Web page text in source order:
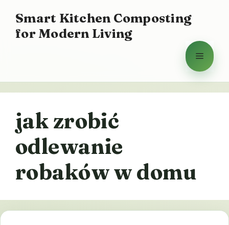
treści
Smart Kitchen Composting
for Modern Living
Menu
jak zrobić
odlewanie
robaków w domu